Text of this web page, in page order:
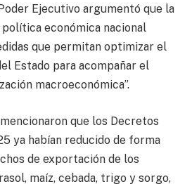
Ejecutivo argumentó que la
económica nacional
que permitan optimizar el
Estado para acompañar el
macroeconómica”.
que los Decretos
ya habían reducido de forma
de exportación de los
maíz, cebada, trigo y sorgo,